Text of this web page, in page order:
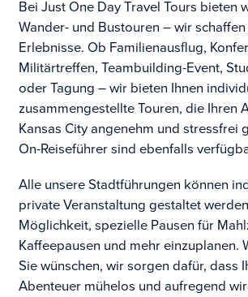
Bei Just One Day Travel Tours bieten
Wander- und Bustouren – wir
Erlebnisse. Ob Familienausflug,
Militärtreffen, Teambuilding-Event,
oder Tagung – wir bieten Ihnen
zusammengestellte Touren, die Ihren
Kansas City angenehm und stressfrei
On-Reiseführer sind ebenfalls
Alle unsere Stadtführungen können
private Veranstaltung gestaltet
Möglichkeit, spezielle Pausen für
Kaffeepausen und mehr einzuplanen.
Sie wünschen, wir sorgen dafür, dass
Abenteuer mühelos und aufregend